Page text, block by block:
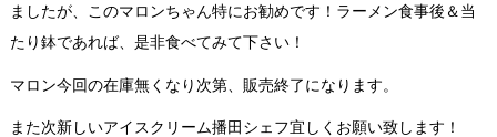
ましたが、このマロンちゃん特にお勧めです！ラーメン食事後＆当
たり鉢であれば、是非食べてみて下さい！
マロン今回の在庫無くなり次第、販売終了になります。
また次新しいアイスクリーム播田シェフ宜しくお願い致します！